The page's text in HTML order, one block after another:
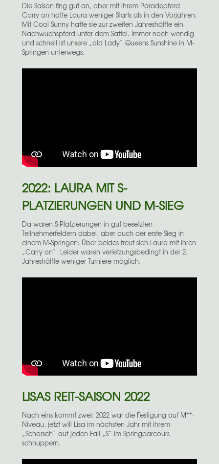
Die Saison fing gut an, aber mit ihrem Paradepferd
Carry on hatte Laura weniger Starts als in den Vorjahren.
Mit Cool Sunny hatte sie zur zweiten Jahreshälfte ein
Nachwuchspferd unter dem Sattel. Immer noch wendig
und schnell ist unsere „old Lady“ Queens Sunshine in M-
Springen unterwegs.
2022: LAURA MIT S-
PLATZIERUNGEN UND M-SIEG
Da waren S-Platzierungen in gut besetzten
Teilnehmerfeldern dabei, aber auch der erste Sieg in
einem M-Springen: Über beides freut sich Laura mit ihren
„Carry on“. Leider waren verletzungsbedingt in der 2.
Jahreshälfte weniger Turniere möglich.
LISAS REIT-SAISON 2022
Nach eins kommt zwei: 2022 war die Festigung auf M**-
Niveau, jetzt will Lisa im nächsten Jahr mit ihrem
„Schorsch“ auf jeden Fall „S“ im Springparcours
schnuppern.